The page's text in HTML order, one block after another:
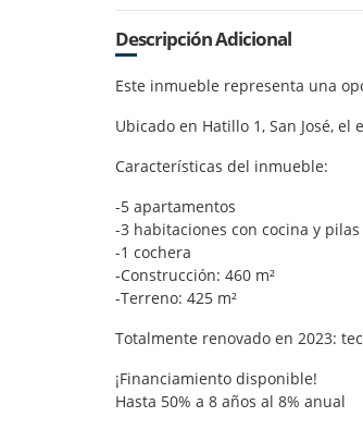
Descripción Adicional
Este inmueble representa una
Ubicado en Hatillo 1, San José,
Características del inmueble:
-5 apartamentos
-3 habitaciones con cocina y
-1 cochera
-Construcción: 460 m²
-Terreno: 425 m²
Totalmente renovado en 2023:
¡Financiamiento disponible!
Hasta 50% a 8 años al 8% anual